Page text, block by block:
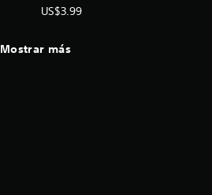
Commentary Set
US$3.99
Mostrar más